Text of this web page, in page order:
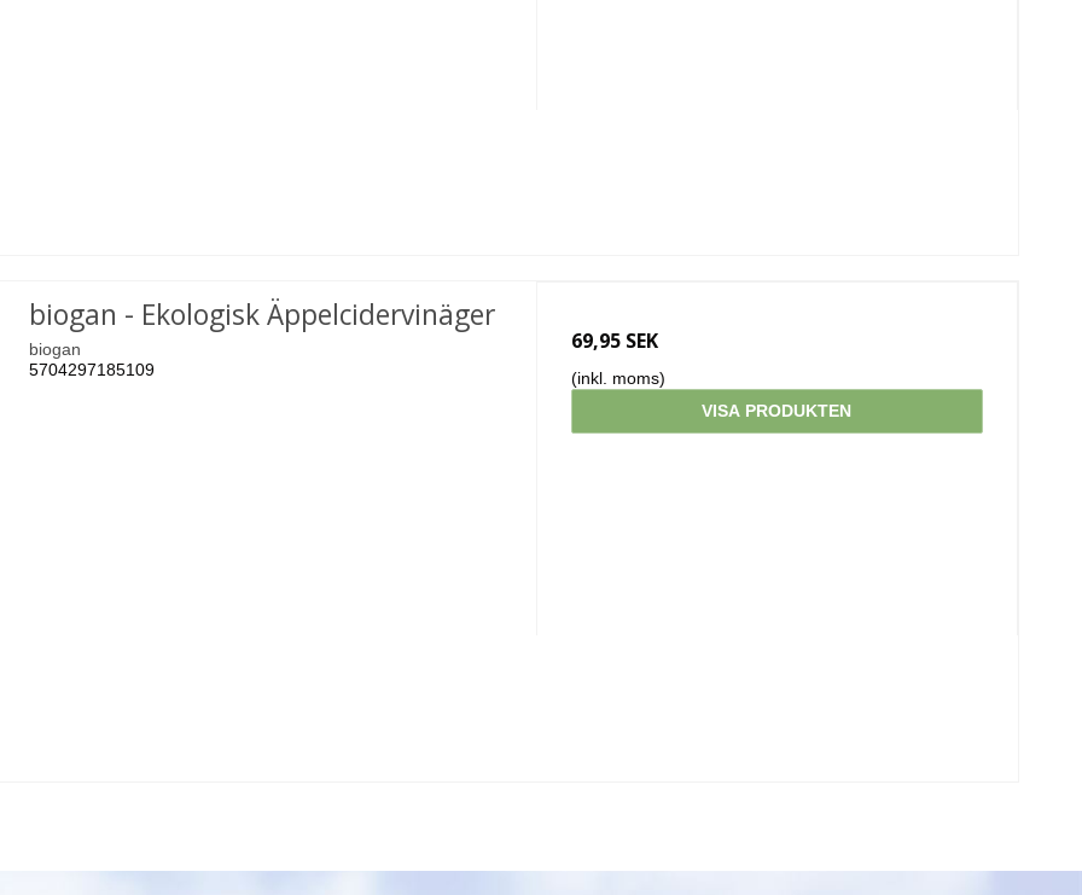
biogan - Ekologisk Äppelcidervinäger
biogan
5704297185109
69,95 SEK
(inkl. moms)
VISA PRODUKTEN